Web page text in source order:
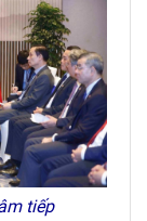
tiếp